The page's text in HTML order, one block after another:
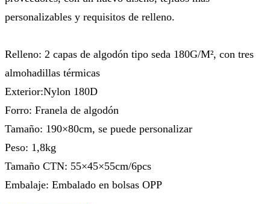
personalizables y requisitos de relleno.
Relleno: 2 capas de algodón tipo seda 180G/M², con tres
almohadillas térmicas
Exterior:Nylon 180D
Forro: Franela de algodón
Tamaño: 190×80cm, se puede personalizar
Peso: 1,8kg
Tamaño CTN: 55×45×55cm/6pcs
Embalaje: Embalado en bolsas OPP